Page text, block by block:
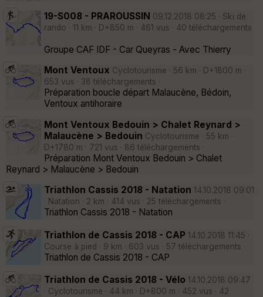
19-S008 - PRAROUSSIN 09.12.2018 08:25 · Ski de
rando · 11 km · D+850 m · 461 vus · 40 téléchargements
·
Groupe CAF IDF - Car Queyras - Avec Thierry
Mont Ventoux Cyclotourisme · 56 km · D+1800 m ·
653 vus · 38 téléchargements ·
Préparation boucle départ Malaucène, Bédoin,
Ventoux antihoraire
Mont Ventoux Bedouin > Chalet Reynard >
Malaucène > Bedouin Cyclotourisme · 55 km ·
D+1780 m · 721 vus · 86 téléchargements ·
Préparation Mont Ventoux Bedouin > Chalet
Reynard > Malaucène > Bedouin
Triathlon Cassis 2018 - Natation 14.10.2018 09:01
· Natation · 2 km · 414 vus · 25 téléchargements ·
Triathlon Cassis 2018 - Natation
Triathlon de Cassis 2018 - CAP 14.10.2018 11:45 ·
Course à pied · 9 km · 603 vus · 57 téléchargements ·
Triathlon de Cassis 2018 - CAP
Triathlon de Cassis 2018 - Vélo 14.10.2018 09:47
· Cyclotourisme · 44 km · D+800 m · 452 vus · 42